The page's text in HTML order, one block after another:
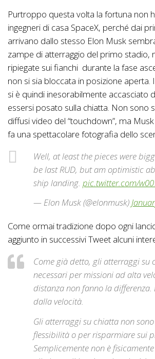
Purtroppo questa volta la fortuna non
ingegneri di casa SpaceX, perché dai
arrivano dallo stesso Elon Musk
zampe di atterraggio del primo stadio,
ripiegate sui fianchi durante la fase
non si sia bloccata in posizione aperta.
si è quindi inesorabilmente accasciato
essersi posato sulla chiatta. Non sono
diffusi video del “touchdown”, ma
fa una spettacolare fotografia dello
Well, at least the pieces were
be last RUD, but am optimistic
ship landing. pic.twitter.com/
— Elon Musk (@elonmusk)
Come ormai tradizione dopo ogni
aggiunto in successivi Tweet alcuni
Come già detto, gli atterraggi su
necessari per missioni ad alta
distanza non fanno la
dalla velocità.
Gli atterraggi su chiatta non
flessibilità o per risparmiare sui
Semplicemente non è